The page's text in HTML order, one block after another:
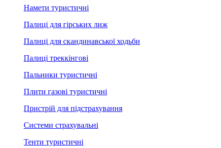
Намети туристичні
Палиці для гірських лиж
Палиці для скандинавської ходьби
Палиці треккінгові
Пальники туристичні
Плити газові туристичні
Пристрій для підстрахування
Системи страхувальні
Тенти туристичні